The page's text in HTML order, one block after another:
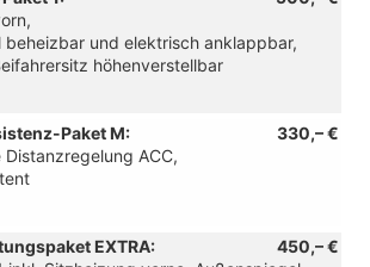
beheizbar und elektrisch anklappbar,
höhenverstellbar
330,– €
Paket M:
Distanzregelung ACC,
450,– €
EXTRA: